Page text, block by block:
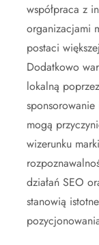
współpraca z
organizacjami
postaci
Dodatkowo
lokalną
sponsorowanie
mogą
wizerunku
działań SEO
stanowią